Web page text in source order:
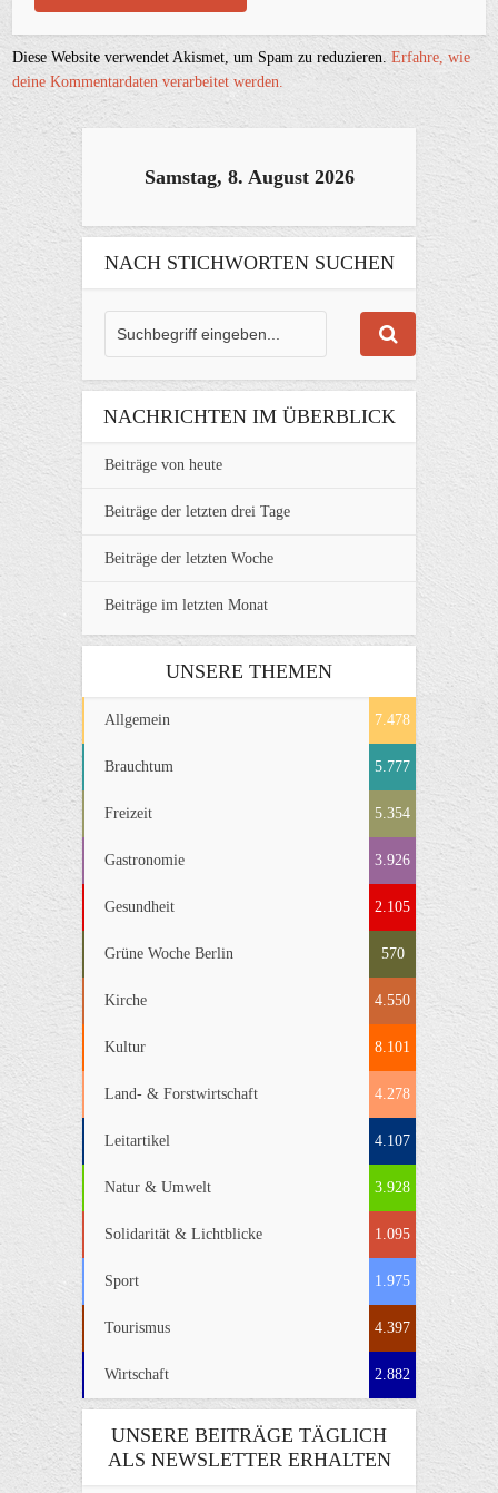
Diese Website verwendet Akismet, um Spam zu reduzieren.Erfahre, wie
deine Kommentardaten verarbeitet werden.
Samstag, 8. August 2026
NACH STICHWORTEN SUCHEN
NACHRICHTEN IM ÜBERBLICK
Beiträge von heute
Beiträge der letzten drei Tage
Beiträge der letzten Woche
Beiträge im letzten Monat
UNSERE THEMEN
Allgemein 7.478
Brauchtum 5.777
Freizeit 5.354
Gastronomie 3.926
Gesundheit 2.105
Grüne Woche Berlin 570
Kirche 4.550
Kultur 8.101
Land- & Forstwirtschaft 4.278
Leitartikel 4.107
Natur & Umwelt 3.928
Solidarität & Lichtblicke 1.095
Sport 1.975
Tourismus 4.397
Wirtschaft 2.882
UNSERE BEITRÄGE TÄGLICH
ALS NEWSLETTER ERHALTEN